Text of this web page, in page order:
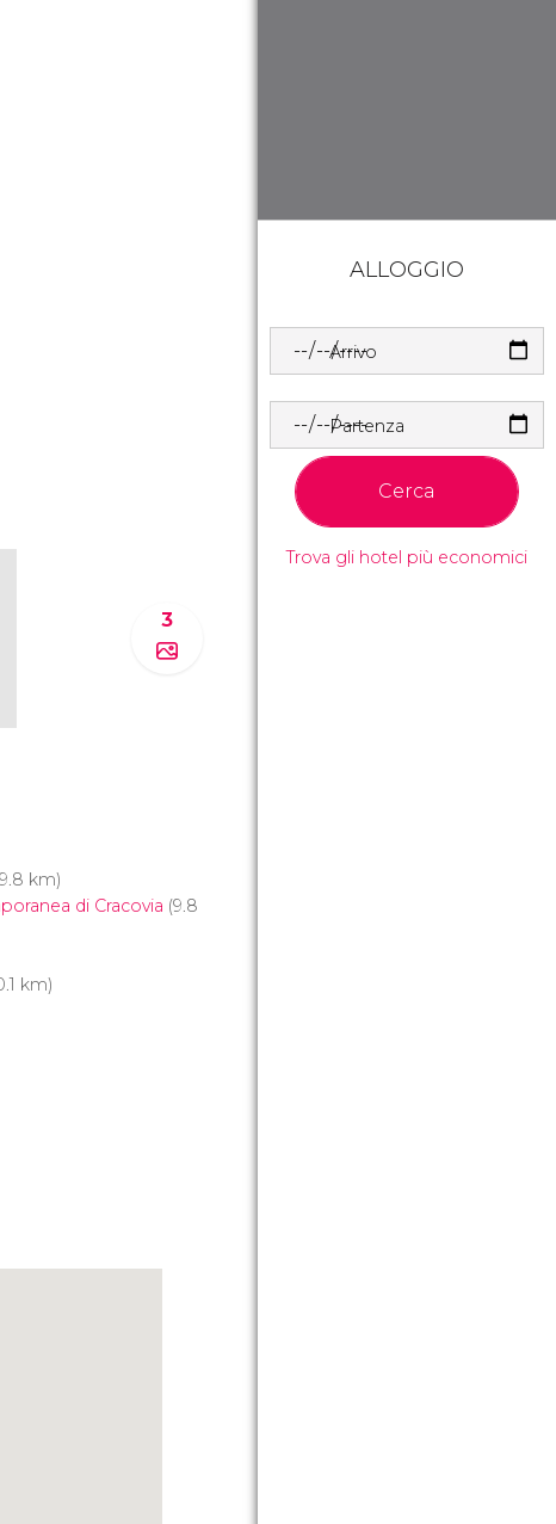
3
km)
di Cracovia (9.8
km)
ALLOGGIO
Arrivo
Partenza
Cerca
Trova gli hotel più economici